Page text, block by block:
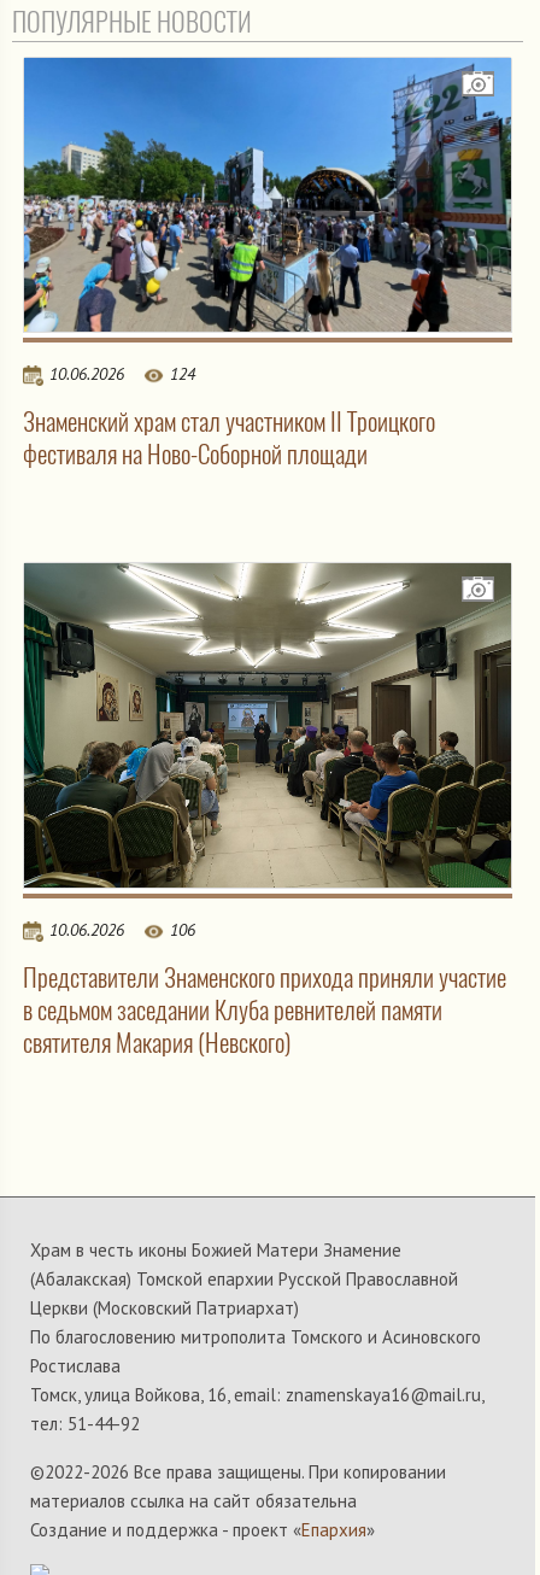
ПОПУЛЯРНЫЕ НОВОСТИ
10.06.2026 124
Знаменский храм стал участником II Троицкого
фестиваля на Ново-Соборной площади
10.06.2026 106
Представители Знаменского прихода приняли участие
в седьмом заседании Клуба ревнителей памяти
святителя Макария (Невского)
Храм в честь иконы Божией Матери Знамение
(Абалакская) Томской епархии Русской Православной
Церкви (Московский Патриархат)
По благословению митрополита Томского и Асиновского
Ростислава
Томск, улица Войкова, 16, email: znamenskaya16@mail.ru,
тел: 51-44-92
©2022-2026 Все права защищены. При копировании
материалов ссылка на сайт обязательна
Создание и поддержка - проект «Епархия»